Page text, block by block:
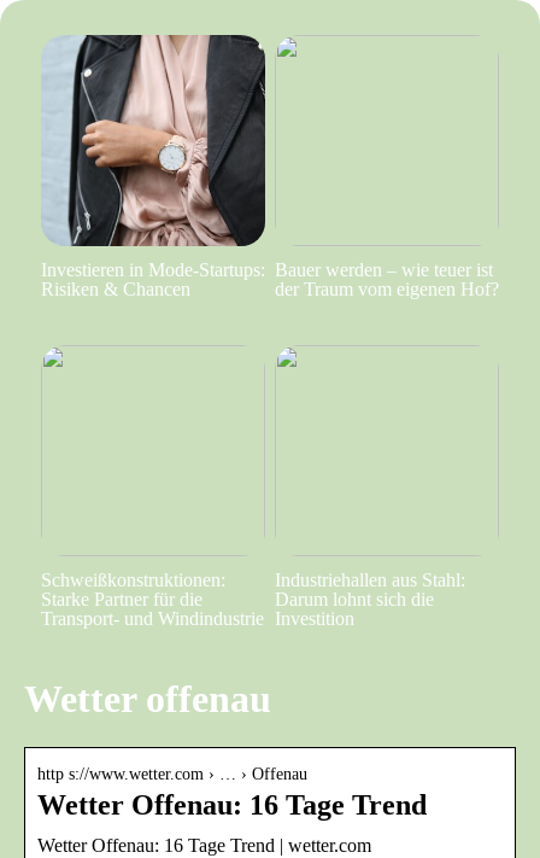
Investieren in Mode-Startups:
Risiken & Chancen
Bauer werden – wie teuer ist
der Traum vom eigenen Hof?
Schweißkonstruktionen:
Starke Partner für die
Transport- und Windindustrie
Industriehallen aus Stahl:
Darum lohnt sich die
Investition
Wetter offenau
http s://www.wetter.com › … › Offenau
Wetter Offenau: 16 Tage Trend
Wetter Offenau: 16 Tage Trend | wetter.com